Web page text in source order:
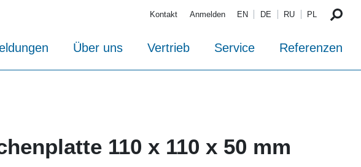
Kontakt Anmelden EN DE RU PL
Über uns Vertrieb Service Referenzen
110 x 110 x 50 mm